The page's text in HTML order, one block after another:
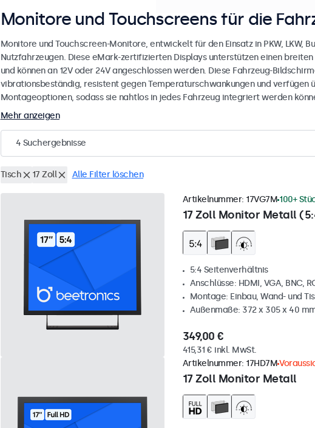
Monitore und Touchscreens für die
Monitore und Touchscreen-Monitore, entwickelt für den Einsatz in PKW, LKW,
Nutzfahrzeugen. Diese eMark-zertifizierten Displays unterstützen einen
und können an 12V oder 24V angeschlossen werden. Diese Fahrzeug-
vibrationsbeständig, resistent gegen Temperaturschwankungen und verfügen
Montageoptionen, sodass sie nahtlos in jedes Fahrzeug integriert werden
Mehr anzeigen
4 Suchergebnisse
Tisch 17 Zoll Alle Filter löschen
17 Zoll Monitor Metall
Artikelnummer: 17VG7M 100+
5:4 Seitenverhältnis
Anschlüsse: HDMI, VGA, BNC,
Montage: Einbau, Wand- und
Außenmaße: 372 x 305 x 40
349,00 €
415,31 € inkl. MwSt.
17 Zoll Monitor Metall
Artikelnummer: 17HD7M